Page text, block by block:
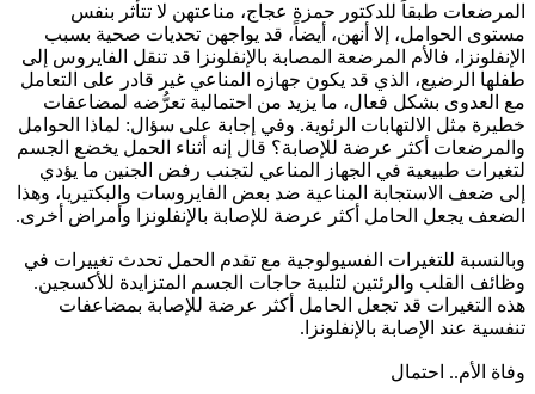
المرضعات طبقاً للدكتور حمزة عجاج، مناعتهن لا تتأثر بنفس
مستوى الحوامل، إلا أنهن، أيضاً، قد يواجهن تحديات صحية بسبب
الإنفلونزا، فالأم المرضعة المصابة بالإنفلونزا قد تنقل الفايروس إلى
طفلها الرضيع، الذي قد يكون جهازه المناعي غير قادر على التعامل
مع العدوى بشكل فعال، ما يزيد من احتمالية تعرُّضه لمضاعفات
خطيرة مثل الالتهابات الرئوية. وفي إجابة على سؤال: لماذا الحوامل
والمرضعات أكثر عرضة للإصابة؟ قال إنه أثناء الحمل يخضع الجسم
لتغيرات طبيعية في الجهاز المناعي لتجنب رفض الجنين ما يؤدي
إلى ضعف الاستجابة المناعية ضد بعض الفايروسات والبكتيريا، وهذا
الضعف يجعل الحامل أكثر عرضة للإصابة بالإنفلونزا وأمراض أخرى.
وبالنسبة للتغيرات الفسيولوجية مع تقدم الحمل تحدث تغييرات في
وظائف القلب والرئتين لتلبية حاجات الجسم المتزايدة للأكسجين.
هذه التغيرات قد تجعل الحامل أكثر عرضة للإصابة بمضاعفات
تنفسية عند الإصابة بالإنفلونزا.
وفاة الأم.. احتمال